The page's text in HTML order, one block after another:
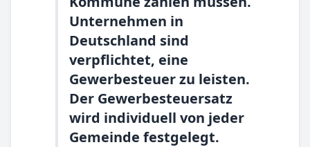
Unternehmen in
Deutschland sind
verpflichtet, eine
Gewerbesteuer zu leisten.
Der Gewerbesteuersatz
wird individuell von jeder
Gemeinde festgelegt.